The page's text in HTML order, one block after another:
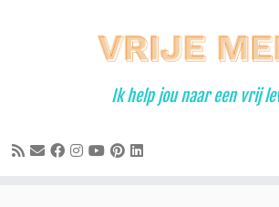
Ik help jou naar een vrij